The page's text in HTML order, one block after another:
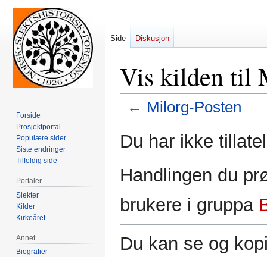
Vis kilden til
← Milorg-Posten
til
til
Du har ikke
Handlingen du
brukere i gruppa
Du kan se og
Side Diskusjon
Forside
Prosjektportal
Populære sider
Siste endringer
Tilfeldig side
Portaler
Slekter
Kilder
Kirkeåret
Annet
Biografier